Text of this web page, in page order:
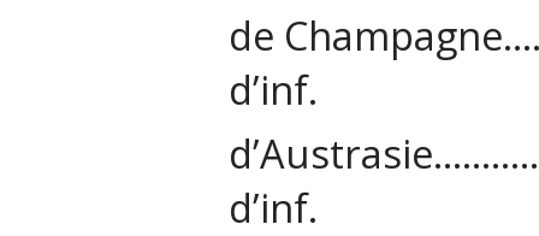
de
d’inf.
d’inf.